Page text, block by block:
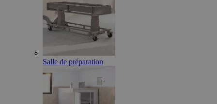
Salle de préparation